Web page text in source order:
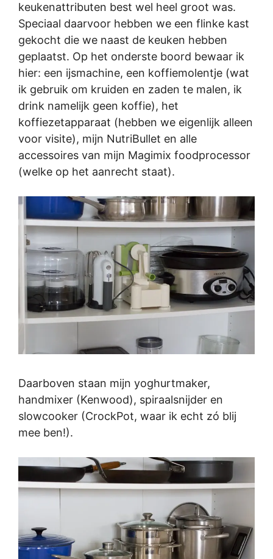
keukenattributen best wel heel groot was.
Speciaal daarvoor hebben we een flinke kast
gekocht die we naast de keuken hebben
geplaatst. Op het onderste boord bewaar ik
hier: een ijsmachine, een koffiemolentje (wat
ik gebruik om kruiden en zaden te malen, ik
drink namelijk geen koffie), het
koffiezetapparaat (hebben we eigenlijk alleen
voor visite), mijn NutriBullet en alle
accessoires van mijn Magimix foodprocessor
(welke op het aanrecht staat).
Daarboven staan mijn yoghurtmaker,
handmixer (Kenwood), spiraalsnijder en
slowcooker (CrockPot, waar ik echt zó blij
mee ben!).